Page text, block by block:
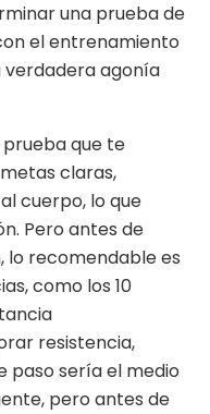
una prueba de
el entrenamiento
verdadera agonía
prueba que te
claras,
cuerpo, lo que
Pero antes de
recomendable es
como los 10
resistencia,
paso sería el medio
pero antes de